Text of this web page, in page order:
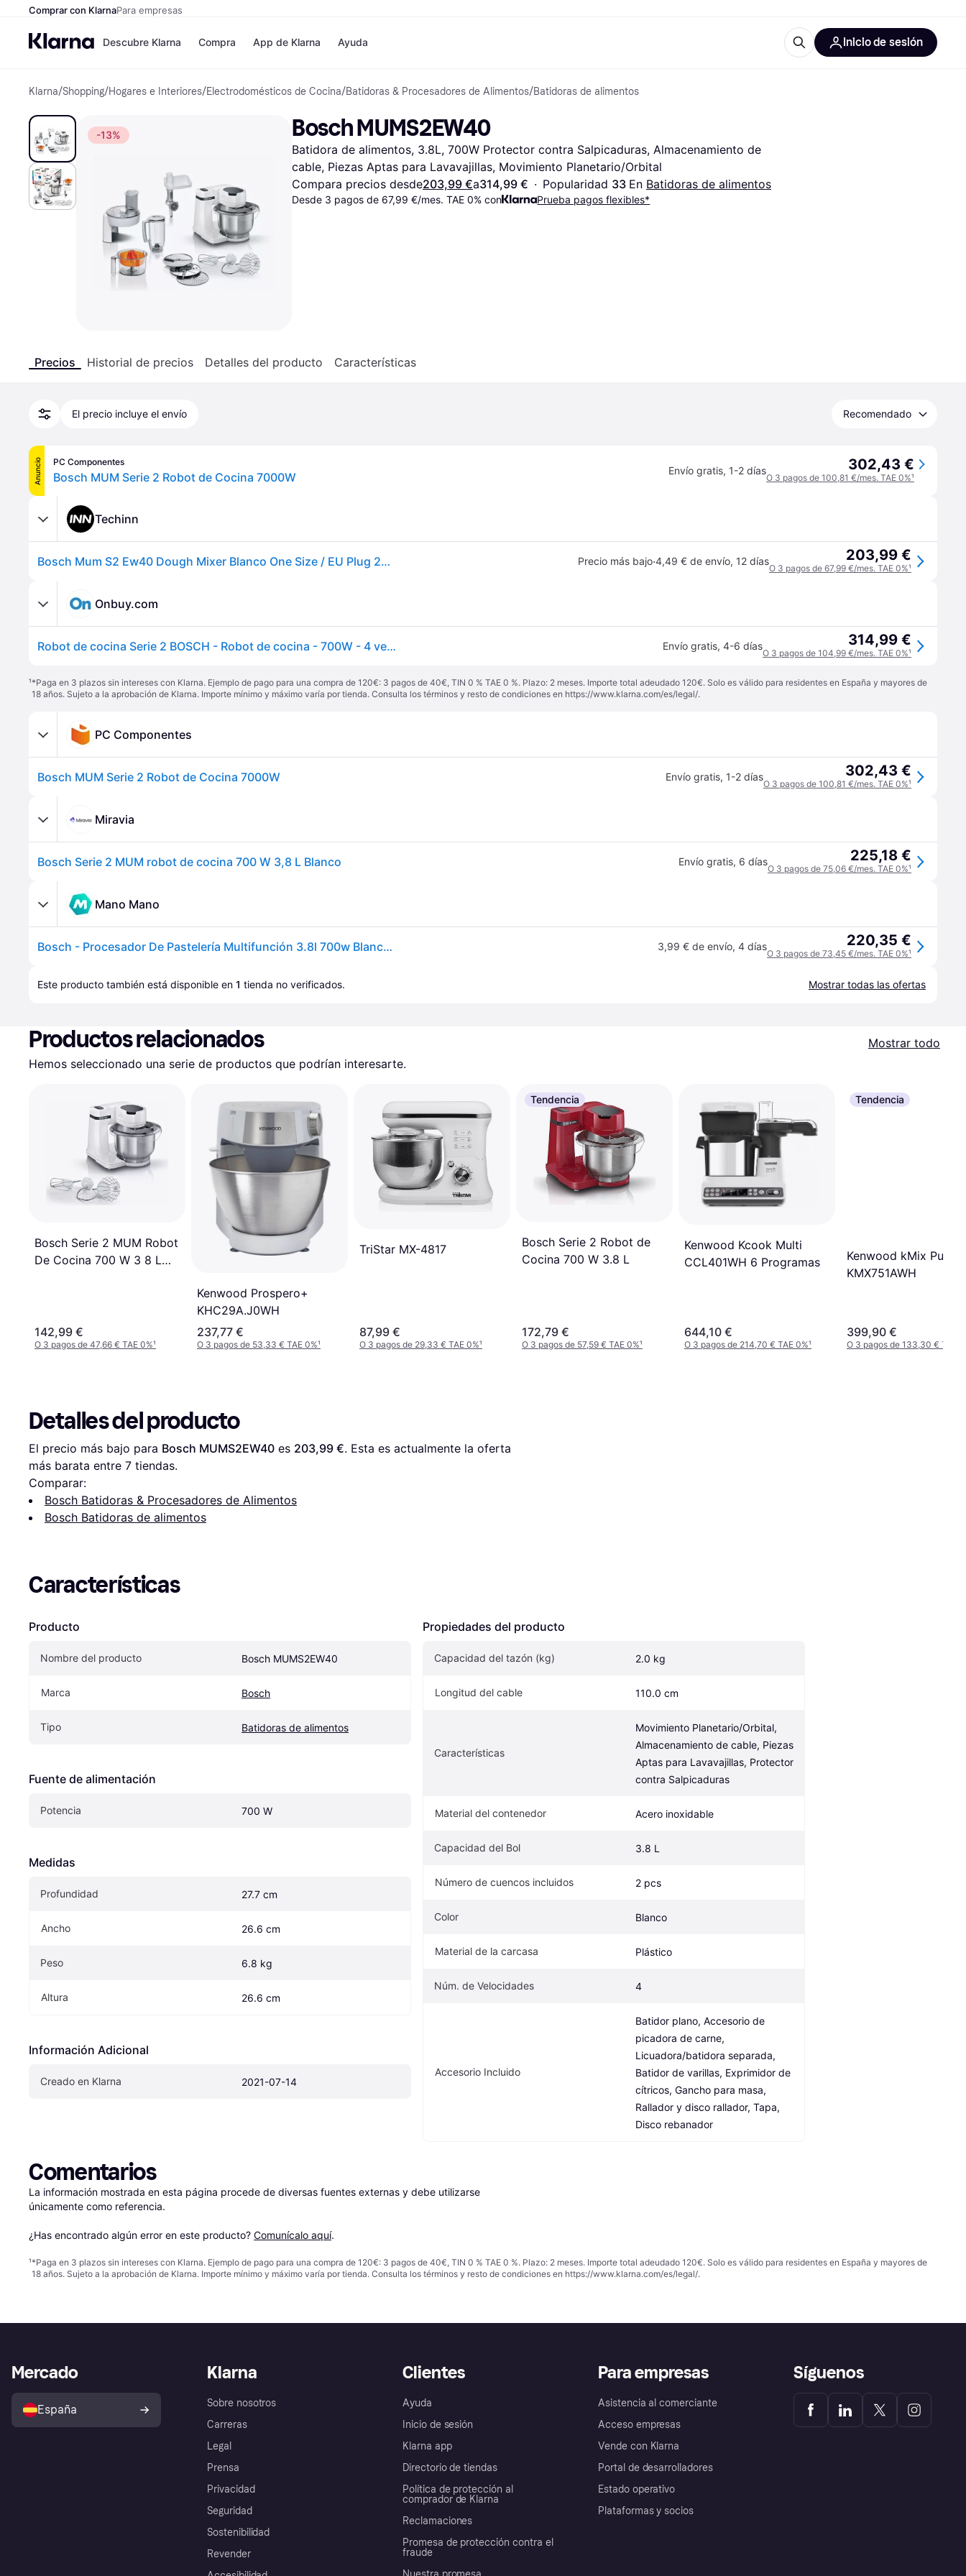
Comprar con KlarnaPara empresas
Descubre Klarna
Formas de pago
Paga ahora
Paga en 3 plazos
Paga en 30 días
Financiación
Klarna en Apple Pay
Compras y recompensas
Directorio de tiendas
Suscripciones
Invita a un amigo
Banca
Saldo
Cuentas de ahorro
Cuenta Flex
Depósito a plazo fijo
Móvil Más información
Compra
Tiendas
Zalando Prive
JD Sports
Directorio de tiendas
Compra y compara precios
Belleza
Ropa
Juguetes
Hogares e Interiores
Audio y Video
Deportes y Aire libre
Informática
Fotografías
Teléfonos & Wearables
Niños y Familia
Transportes Motorizados
Jardín y Patio
Electrodomésticos de Cocina
Electrodomésticos
Libros, Películas y Música
Materiales de oficina
App de Klarna Ayuda Inicio de sesión
Klarna/Shopping/Hogares e Interiores/Electrodomésticos de Cocina/Batidoras & Procesadores de Alimentos/Batidoras de alimentos
-13% Bosch MUMS2EW40
Batidora de alimentos, 3.8L, 700W Protector contra Salpicaduras, Almacenamiento de
cable, Piezas Aptas para Lavavajillas, Movimiento Planetario/Orbital
Compara precios desde203,99 €a314,99 € · Popularidad 33 En Batidoras de alimentos
Desde 3 pagos de 67,99 €/mes. TAE 0% con Prueba pagos flexibles*
Precios Historial de precios Detalles del producto Características
El precio incluye el envío Recomendado
Anuncio PC Componentes
Bosch MUM Serie 2 Robot de Cocina 7000W Envío gratis, 1-2 días 302,43 €
O 3 pagos de 100,81 €/mes. TAE 0%¹
Techinn
Bosch Mum S2 Ew40 Dough Mixer Blanco One Size / EU Plug 220V Precio más bajo·4,49 € de envío, 12 días 203,99 €
O 3 pagos de 67,99 €/mes. TAE 0%¹
Onbuy.com
Robot de cocina Serie 2 BOSCH - Robot de cocina - 700W - 4 velocidades + turbo - Vaso inox 3,8 L - Batidora 1,25 L - Blanco Envío gratis, 4-6 días 314,99 €
O 3 pagos de 104,99 €/mes. TAE 0%¹
¹*Paga en 3 plazos sin intereses con Klarna. Ejemplo de pago para una compra de 120€: 3 pagos de 40€, TIN 0 % TAE 0 %. Plazo: 2 meses. Importe total adeudado 120€. Solo es válido para residentes en España y mayores de
18 años. Sujeto a la aprobación de Klarna. Importe mínimo y máximo varía por tienda. Consulta los términos y resto de condiciones en https://www.klarna.com/es/legal/.
PC Componentes
Bosch MUM Serie 2 Robot de Cocina 7000W Envío gratis, 1-2 días 302,43 €
O 3 pagos de 100,81 €/mes. TAE 0%¹
Miravia
Bosch Serie 2 MUM robot de cocina 700 W 3,8 L Blanco Envío gratis, 6 días 225,18 €
O 3 pagos de 75,06 €/mes. TAE 0%¹
Mano Mano
Bosch - Procesador De Pastelería Multifunción 3.8l 700w Blanco - Mums2ew40 3,99 € de envío, 4 días 220,35 €
O 3 pagos de 73,45 €/mes. TAE 0%¹
Este producto también está disponible en 1 tienda no verificados. Mostrar todas las ofertas
Productos relacionados
Mostrar todo
Hemos seleccionado una serie de productos que podrían interesarte.
Bosch Serie 2 MUM Robot
De Cocina 700 W 3 8 L
142,99 €
O 3 pagos de 47,66 € TAE 0%¹
Kenwood Prospero+
KHC29A.J0WH
237,77 €
O 3 pagos de 53,33 € TAE 0%¹
TriStar MX-4817
87,99 €
O 3 pagos de 29,33 € TAE 0%¹
Tendencia
Bosch Serie 2 Robot de
Cocina 700 W 3.8 L
172,79 €
O 3 pagos de 57,59 € TAE 0%¹
Kenwood Kcook Multi
CCL401WH 6 Programas
644,10 €
O 3 pagos de 214,70 € TAE 0%¹
Tendencia
Kenwood kMix Pure
KMX751AWH
399,90 €
O 3 pagos de 133,30 € TAE
Detalles del producto
El precio más bajo para Bosch MUMS2EW40 es 203,99 €. Esta es actualmente la oferta
más barata entre 7 tiendas.
Comparar:
Bosch Batidoras & Procesadores de Alimentos
Bosch Batidoras de alimentos
Características
Producto
Nombre del producto Bosch MUMS2EW40
Marca Bosch
Tipo Batidoras de alimentos
Fuente de alimentación
Potencia 700 W
Medidas
Profundidad 27.7 cm
Ancho 26.6 cm
Peso 6.8 kg
Altura 26.6 cm
Información Adicional
Creado en Klarna 2021-07-14
Propiedades del producto
Capacidad del tazón (kg) 2.0 kg
Longitud del cable 110.0 cm
Características
Movimiento Planetario/Orbital,
Almacenamiento de cable, Piezas
Aptas para Lavavajillas, Protector
contra Salpicaduras
Material del contenedor Acero inoxidable
Capacidad del Bol 3.8 L
Número de cuencos incluidos 2 pcs
Color Blanco
Material de la carcasa Plástico
Núm. de Velocidades 4
Accesorio Incluido
Batidor plano, Accesorio de
picadora de carne,
Licuadora/batidora separada,
Batidor de varillas, Exprimidor de
cítricos, Gancho para masa,
Rallador y disco rallador, Tapa,
Disco rebanador
Comentarios
La información mostrada en esta página procede de diversas fuentes externas y debe utilizarse
únicamente como referencia.
¿Has encontrado algún error en este producto? Comunícalo aquí.
¹*Paga en 3 plazos sin intereses con Klarna. Ejemplo de pago para una compra de 120€: 3 pagos de 40€, TIN 0 % TAE 0 %. Plazo: 2 meses. Importe total adeudado 120€. Solo es válido para residentes en España y mayores de
18 años. Sujeto a la aprobación de Klarna. Importe mínimo y máximo varía por tienda. Consulta los términos y resto de condiciones en https://www.klarna.com/es/legal/.
Klarna
Sobre nosotros
Carreras
Legal
Prensa
Privacidad
Seguridad
Sostenibilidad
Revender
Clientes
Ayuda
Inicio de sesión
Klarna app
Directorio de tiendas
Política de protección al
comprador de Klarna
Reclamaciones
Promesa de protección contra el
fraude
Para empresas
Asistencia al comerciante
Acceso empresas
Vende con Klarna
Portal de desarrolladores
Estado operativo
Plataformas y socios
Mercado
España
Síguenos